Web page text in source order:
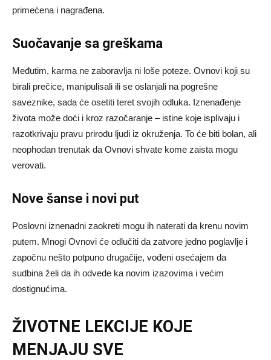
primećena i nagrađena.
Suočavanje sa greškama
Međutim, karma ne zaboravlja ni loše poteze. Ovnovi koji su
birali prečice, manipulisali ili se oslanjali na pogrešne
saveznike, sada će osetiti teret svojih odluka. Iznenađenje
života može doći i kroz razočaranje – istine koje isplivaju i
razotkrivaju pravu prirodu ljudi iz okruženja. To će biti bolan, ali
neophodan trenutak da Ovnovi shvate kome zaista mogu
verovati.
Nove šanse i novi put
Poslovni iznenadni zaokreti mogu ih naterati da krenu novim
putem. Mnogi Ovnovi će odlučiti da zatvore jedno poglavlje i
započnu nešto potpuno drugačije, vođeni osećajem da
sudbina želi da ih odvede ka novim izazovima i većim
dostignućima.
ŽIVOTNE LEKCIJE KOJE
MENJAJU SVE